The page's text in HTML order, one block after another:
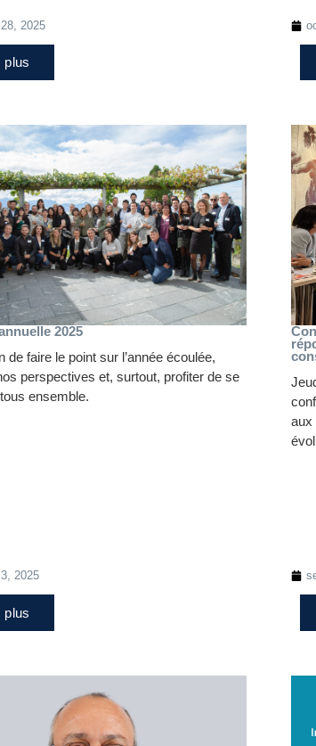
2025
plus
2025
de faire le point sur l’année écoulée,
perspectives et, surtout, profiter de se
ensemble.
2025
plus
aux